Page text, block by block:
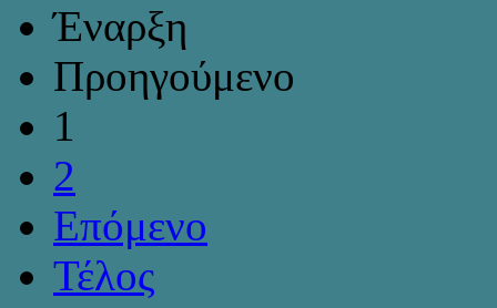
Έναρξη
Προηγούμενο
1
2
Επόμενο
Τέλος